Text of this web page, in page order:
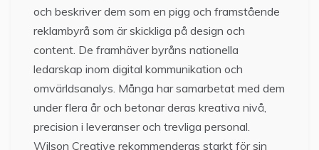
och beskriver dem som en pigg och framstående
reklambyrå som är skickliga på design och
content. De framhäver byråns nationella
ledarskap inom digital kommunikation och
omvärldsanalys. Många har samarbetat med dem
under flera år och betonar deras kreativa nivå,
precision i leveranser och trevliga personal.
Wilson Creative rekommenderas starkt för sin